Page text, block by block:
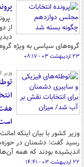
از
گروه‌های سیاسی به ویژه
۲۳ اردیبهشت ۰۳ - ۰۸:۱۷
وزیر
وزیر کشور با بیان اینکه
رسید گفت: دشمنان در
اندیشیده بودند که همه
۲۲ اردیبهشت ۰۳ - ۱۴:۴۱